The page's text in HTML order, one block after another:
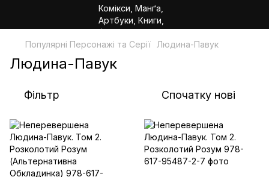
Популярні Персонажі та Серії Людина-Павук
Людина-Павук
Фільтр Спочатку нові